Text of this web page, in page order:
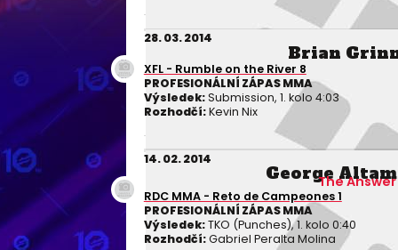
28. 03. 2014
Brian
XFL - Rumble on the River 8
PROFESIONÁLNÍ ZÁPAS MMA
Výsledek:Submission, 1. kolo 4:03
Rozhodčí:Kevin Nix
14. 02. 2014
GeorgeThe Answer
RDC MMA - Reto de Campeones 1
PROFESIONÁLNÍ ZÁPAS MMA
Výsledek:TKO (Punches), 1. kolo 0:40
Rozhodčí:Gabriel Peralta Molina